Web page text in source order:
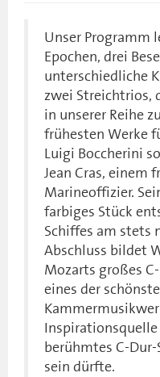
Unser Programm
Epochen, drei
unterschiedliche
zwei Streichtrios,
in unserer Reihe
frühesten Werke
Luigi Boccherini
Jean Cras, einem
Marineoffizier.
farbiges Stück
Schiffes am stets
Abschluss bildet
Mozarts großes
eines der
Inspirationsquelle
berühmtes C-
sein dürfte.